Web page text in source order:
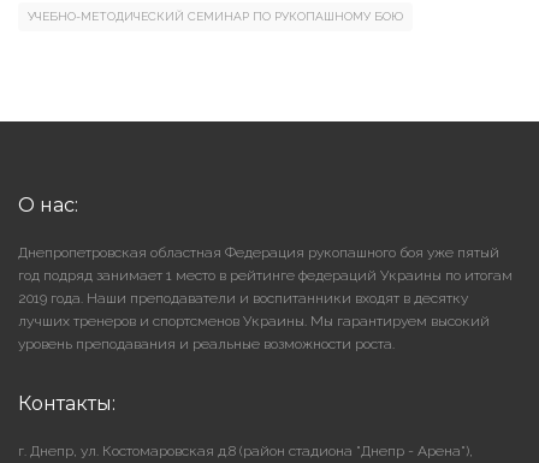
УЧЕБНО-МЕТОДИЧЕСКИЙ СЕМИНАР ПО РУКОПАШНОМУ БОЮ
О нас:
Днепропетровская областная Федерация рукопашного боя уже пятый
год подряд занимает 1 место в рейтинге федераций Украины по итогам
2019 года. Наши преподаватели и воспитанники входят в десятку
лучших тренеров и спортсменов Украины. Мы гарантируем высокий
уровень преподавания и реальные возможности роста.
Контакты:
г. Днепр, ул. Костомаровская д.8 (район стадиона "Днепр - Арена"),